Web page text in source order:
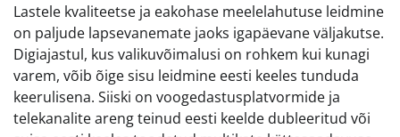
Lastele kvaliteetse ja eakohase meelelahutuse leidmine
on paljude lapsevanemate jaoks igapäevane väljakutse.
Digiajastul, kus valikuvõimalusi on rohkem kui kunagi
varem, võib õige sisu leidmine eesti keeles tunduda
keerulisena. Siiski on voogedastusplatvormide ja
telekanalite areng teinud eesti keelde dubleeritud või